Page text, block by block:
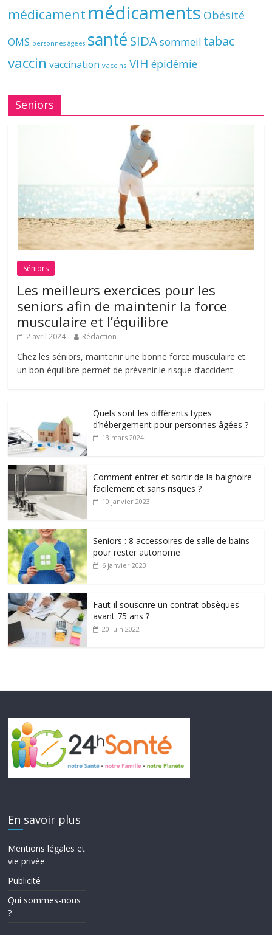
médicament médicaments Obésité
OMS personnes âgées santé SIDAsommeil tabac
vaccin vaccination vaccins VIH épidémie
Seniors
Séniors
Les meilleurs exercices pour les
seniors afin de maintenir la force
musculaire et l’équilibre
2 avril 2024 Rédaction
Chez les séniors, maintenir une bonne force musculaire et
un bon équilibre permet de prévenir le risque d’accident.
Quels sont les différents types
d’hébergement pour personnes âgées ?
13 mars 2024
Comment entrer et sortir de la baignoire
facilement et sans risques ?
10 janvier 2023
Seniors : 8 accessoires de salle de bains
pour rester autonome
6 janvier 2023
Faut-il souscrire un contrat obsèques
avant 75 ans ?
20 juin 2022
En savoir plus
Mentions légales et
vie privée
Publicité
Qui sommes-nous
?